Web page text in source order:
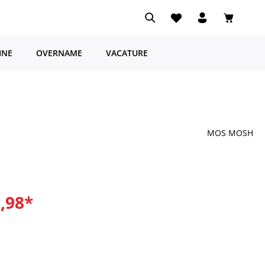
Je hebt 0 items op je
OVERNAME VACATURE
MOS MOSH